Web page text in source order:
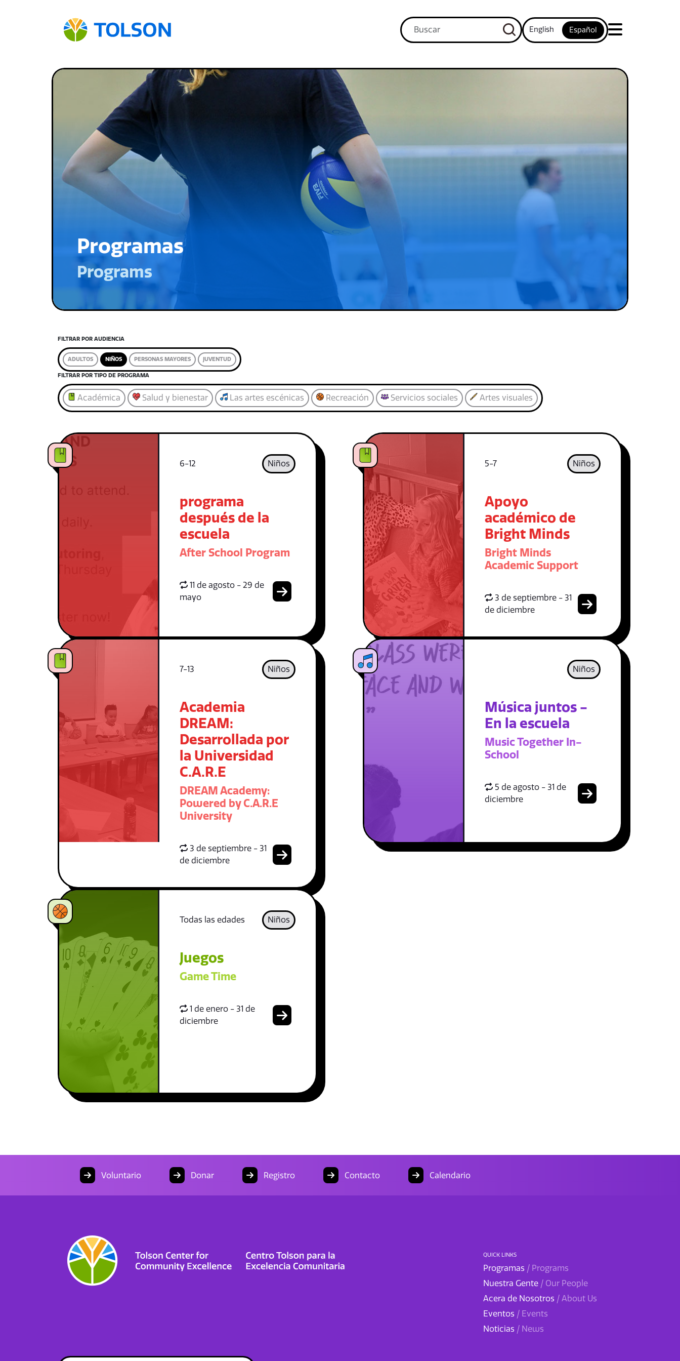
English Español
Programas
Programs
FILTRAR POR AUDIENCIA
ADULTOS NIÑOS PERSONAS MAYORES JUVENTUD
FILTRAR POR TIPO DE PROGRAMA
Académica Salud y bienestar Las artes escénicas Recreación Servicios sociales Artes visuales
6-12 Niños
programa
después de la
escuela
After School Program
11 de agosto - 29 de
mayo
5-7 Niños
Apoyo
académico de
Bright Minds
Bright Minds
Academic Support
3 de septiembre - 31
de diciembre
7-13 Niños
Academia
DREAM:
Desarrollada por
la Universidad
C.A.R.E
DREAM Academy:
Powered by C.A.R.E
University
3 de septiembre - 31
de diciembre
Niños
Música juntos -
En la escuela
Music Together In-
School
5 de agosto - 31 de
diciembre
Todas las edades Niños
Juegos
Game Time
1 de enero - 31 de
diciembre
Voluntario Donar Registro Contacto Calendario
QUICK LINKS
Programas / Programs
Nuestra Gente / Our People
Acera de Nosotros / About Us
Eventos / Events
Noticias / News